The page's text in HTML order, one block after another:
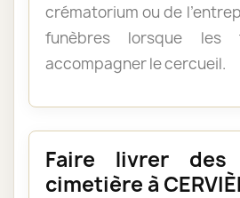
crématorium ou de
funèbres lorsque les
accompagner le cercueil.
Faire livrer
cimetière à